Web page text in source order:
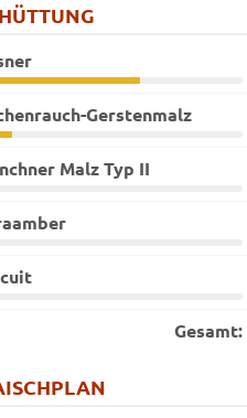
Gerstenmalz
Malz Typ II
Gesamt: